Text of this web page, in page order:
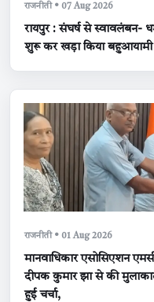
राजनीती • 07 Aug 2026
रायपुर : संघर्ष से स्वावलंबन-
शुरू कर खड़ा किया बहुआयामी
राजनीती • 01 Aug 2026
मानवाधिकार एसोसिएशन
दीपक कुमार झा से की
हुई चर्चा,